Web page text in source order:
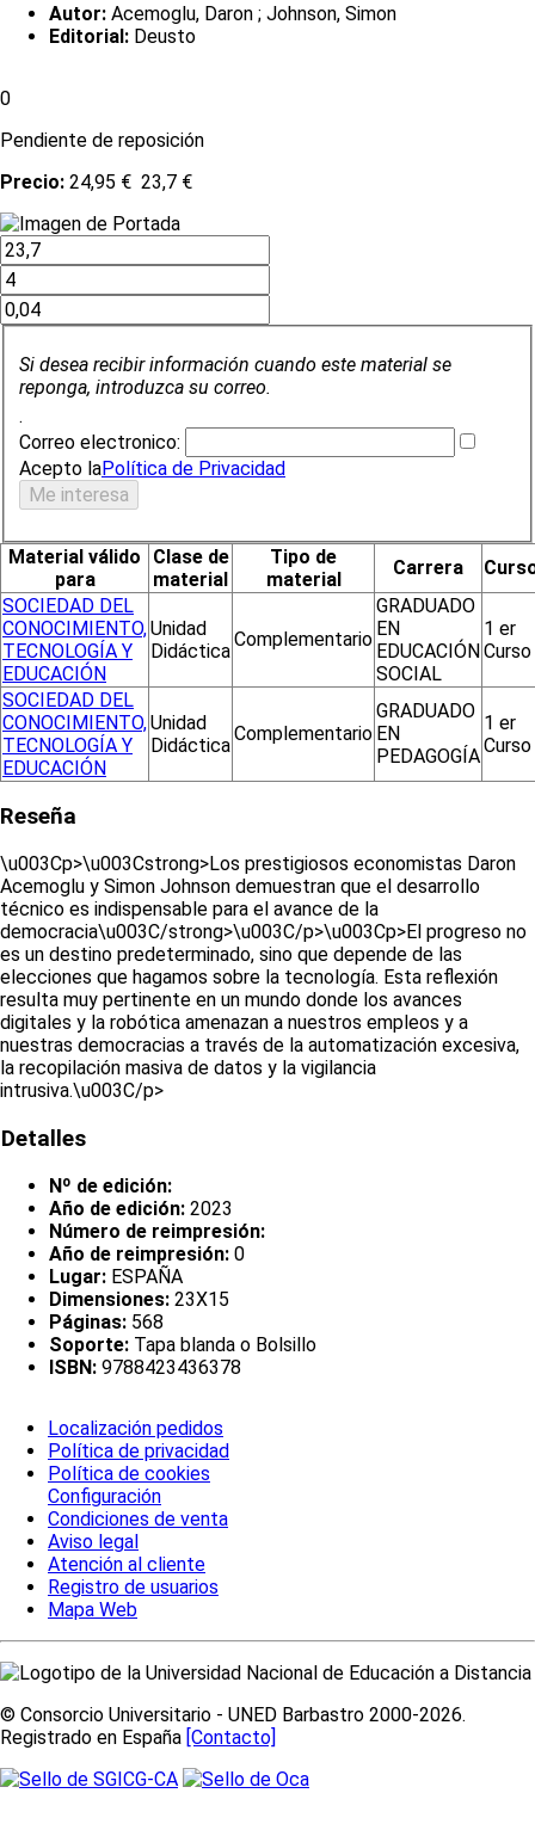
Autor: Acemoglu, Daron ; Johnson, Simon
Editorial: Deusto
0
Pendiente de reposición
Precio: 24,95 € 23,7 €
Si desea recibir información cuando este material se
reponga, introduzca su correo.
.
Correo electronico:
Acepto laPolítica de Privacidad
Material válido
para
Clase de
material
Tipo de
material
Carrera
SOCIEDAD DEL
CONOCIMIENTO,
TECNOLOGÍA Y
EDUCACIÓN
Unidad
Didáctica
Complementario
GRADUADO
EN
EDUCACIÓN
SOCIAL
1 er
Curso
SOCIEDAD DEL
CONOCIMIENTO,
TECNOLOGÍA Y
EDUCACIÓN
Unidad
Didáctica
Complementario
GRADUADO
EN
PEDAGOGÍA
1 er
Curso
Reseña
\u003Cp>\u003Cstrong>Los prestigiosos economistas Daron
Acemoglu y Simon Johnson demuestran que el desarrollo
técnico es indispensable para el avance de la
democracia\u003C/strong>\u003C/p>\u003Cp>El progreso no
es un destino predeterminado, sino que depende de las
elecciones que hagamos sobre la tecnología. Esta reflexión
resulta muy pertinente en un mundo donde los avances
digitales y la robótica amenazan a nuestros empleos y a
nuestras democracias a través de la automatización excesiva,
la recopilación masiva de datos y la vigilancia
intrusiva.\u003C/p>
Detalles
Nº de edición:
Año de edición: 2023
Número de reimpresión:
Año de reimpresión: 0
Lugar: ESPAÑA
Dimensiones: 23X15
Páginas: 568
Soporte: Tapa blanda o Bolsillo
ISBN: 9788423436378
Localización pedidos
Política de privacidad
Política de cookies
Configuración
Condiciones de venta
Aviso legal
Atención al cliente
Registro de usuarios
Mapa Web
© Consorcio Universitario - UNED Barbastro 2000-2026.
Registrado en España [Contacto]